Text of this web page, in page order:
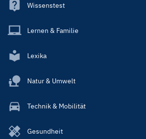
Wissenstest
Lernen & Familie
Lexika
Natur & Umwelt
Technik & Mobilität
Gesundheit